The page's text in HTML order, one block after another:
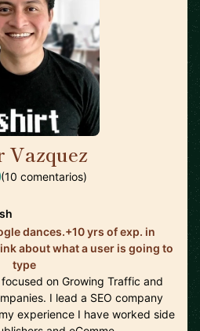
Vazquez
(10 comentarios)
dances.+10 yrs of exp. in
about what a user is going to
type
on Growing Traffic and
I lead a SEO company
experience I have worked side